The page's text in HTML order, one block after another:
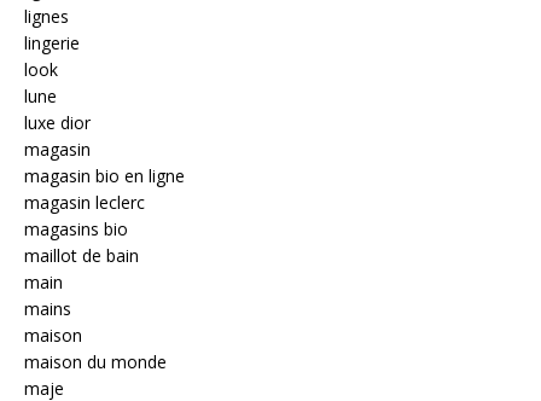
lignes
lingerie
look
lune
luxe dior
magasin
magasin bio en ligne
magasin leclerc
magasins bio
maillot de bain
main
mains
maison
maison du monde
maje